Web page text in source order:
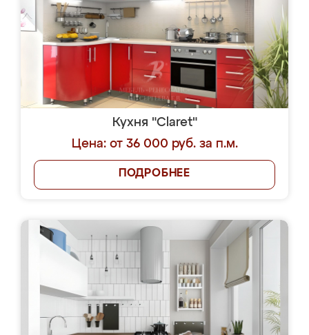
Кухня "Claret"
Цена: от 36 000 руб. за п.м.
ПОДРОБНЕЕ